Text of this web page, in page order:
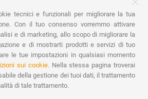
PRODOTTI
Auto A casa Pappa
Nanna
Abbigliamento Gioco
Gift card
regalo Camerette
Promozioni
Promozioni
Marchi
ASSISTENZA
tecnici e funzionali per migliorare la tua
Con il tuo consenso vorremmo attivare
e di marketing, allo scopo di migliorare la
e di mostrarti prodotti e servizi di tuo
le tue impostazioni in qualsiasi momento
sui cookie.Nella stessa pagina troverai
della gestione dei tuoi dati, il trattamento
di tale trattamento.